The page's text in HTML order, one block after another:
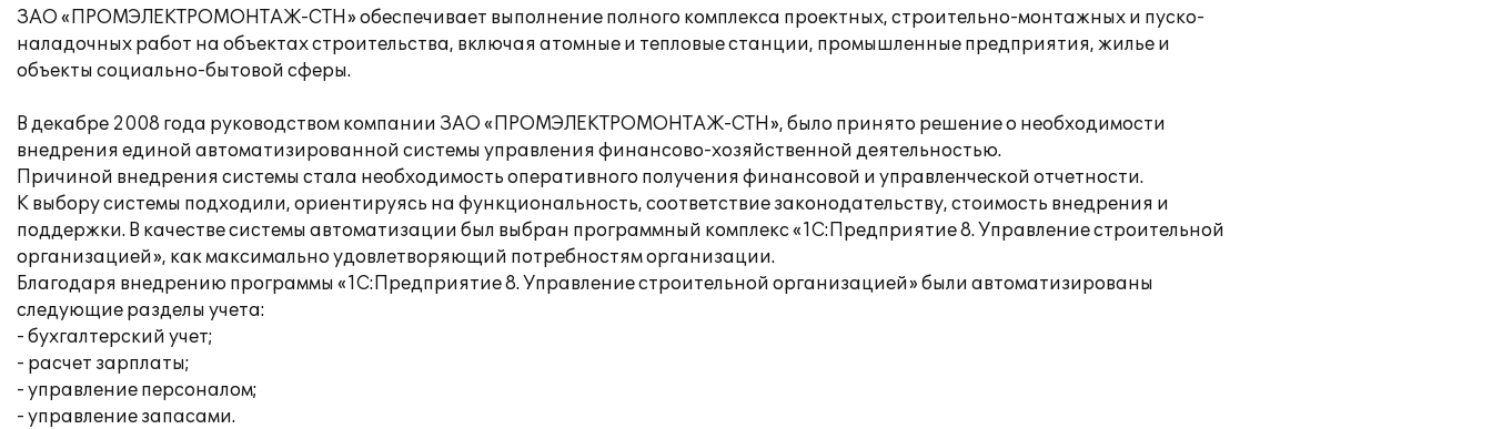
ЗАО «ПРОМЭЛЕКТРОМОНТАЖ-СТН» обеспечивает выполнение полного комплекса проектных, строительно-монтажных и пуско-
наладочных работ на объектах строительства, включая атомные и тепловые станции, промышленные предприятия, жилье и
объекты социально-бытовой сферы.
В декабре 2008 года руководством компании ЗАО «ПРОМЭЛЕКТРОМОНТАЖ-СТН», было принято решение о необходимости
внедрения единой автоматизированной системы управления финансово-хозяйственной деятельностью.
Причиной внедрения системы стала необходимость оперативного получения финансовой и управленческой отчетности.
К выбору системы подходили, ориентируясь на функциональность, соответствие законодательству, стоимость внедрения и
поддержки. В качестве системы автоматизации был выбран программный комплекс «1С:Предприятие 8. Управление строительной
организацией», как максимально удовлетворяющий потребностям организации.
Благодаря внедрению программы «1С:Предприятие 8. Управление строительной организацией» были автоматизированы
следующие разделы учета:
- бухгалтерский учет;
- расчет зарплаты;
- управление персоналом;
- управление запасами.